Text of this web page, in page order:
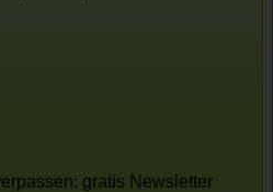
gratis Newsletter